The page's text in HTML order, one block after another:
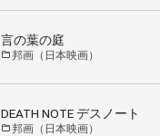
言の葉の庭
邦画（日本映画）
DEATH NOTE デスノート
邦画（日本映画）